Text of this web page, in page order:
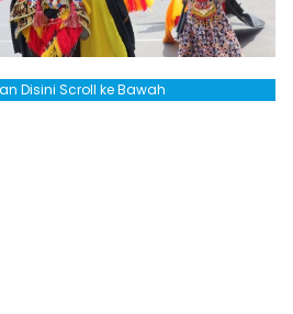
Disini Scroll ke Bawah